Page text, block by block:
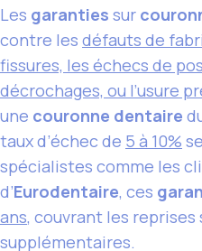
Les garanties sur
contre les défauts de
fissures, les échecs de
décrochages, ou l’usure
une couronne dentaire
taux d’échec de 5 à 10%
spécialistes comme les
d’Eurodentaire, ces
ans, couvrant les reprises
supplémentaires.